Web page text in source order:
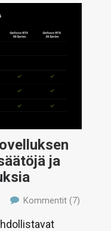
ja
Kommentit (7)